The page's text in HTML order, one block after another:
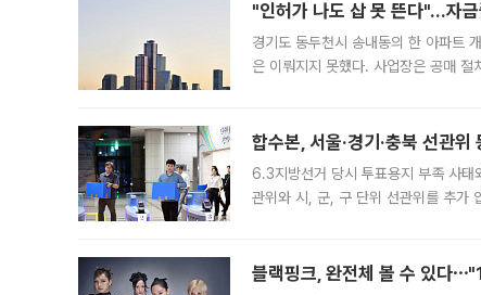
"인허가 나도 삽 못 뜬다"…자
경기도 동두천시 송내동의 한 아파트
은 이뤄지지 못했다. 사업장은 공매
합수본, 서울·경기·충북 선관
6.3지방선거 당시 투표용지 부족 사태
관위와 시, 군, 구 단위 선관위를 추가
블랙핑크, 완전체 볼 수 있다